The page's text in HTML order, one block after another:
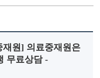
원] 의료중재원은
무료상담 -